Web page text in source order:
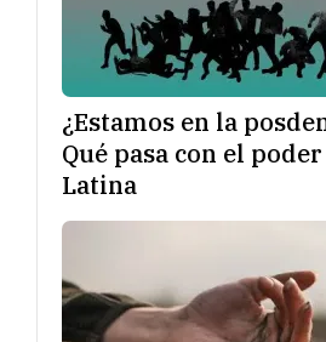
¿Estamos en la
Qué pasa con el
Latina